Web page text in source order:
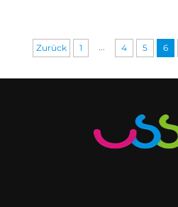
Zurück 1 ... 4 5 6